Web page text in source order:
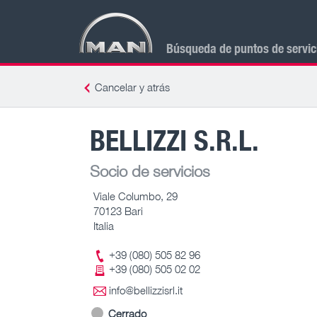
Búsqueda de puntos de
Cancelar y atrás
BELLIZZI S.R.L.
Socio de servicios
Viale Columbo, 29
70123 Bari
Italia
+39 (080) 505 82 96
+39 (080) 505 02 02
info@bellizzisrl.it
Cerrado